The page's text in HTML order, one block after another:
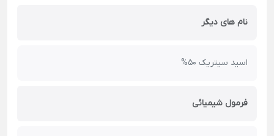
نام های دیگر
اسید سیتریک 50%
فرمول شیمیائی